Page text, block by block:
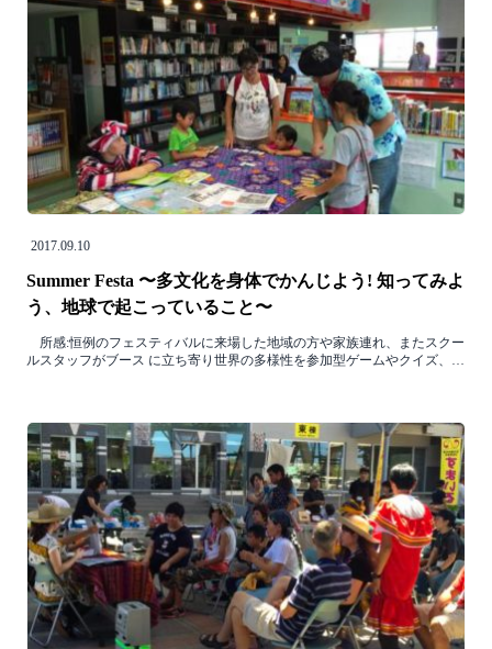
2017.09.10
Summer Festa 〜多文化を身体でかんじよう! 知ってみよ
う、地球で起こっていること〜
所感:恒例のフェスティバルに来場した地域の方や家族連れ、またスクー
ルスタッフがブース に立ち寄り世界の多様性を参加型ゲームやクイズ、…